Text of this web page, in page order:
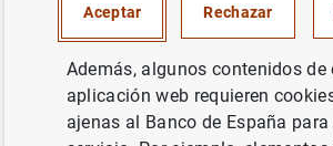
Estadísticas de emisiones de
zona del euro: febrero de
KB)
Aceptar Rechazar
Además, algunos contenidos de
aplicación web requieren
ajenas al Banco de España